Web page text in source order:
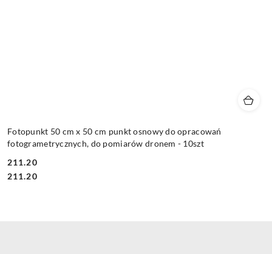
Fotopunkt 50 cm x 50 cm punkt osnowy do opracowań
fotogrametrycznych, do pomiarów dronem - 10szt
Cena:
211.20
Cena:
211.20